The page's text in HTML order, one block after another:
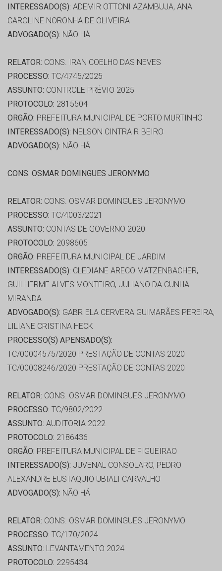
INTERESSADO(S): ADEMIR OTTONI AZAMBUJA, ANA
CAROLINE NORONHA DE OLIVEIRA
ADVOGADO(S): NÃO HÁ
RELATOR: CONS. IRAN COELHO DAS NEVES
PROCESSO: TC/4745/2025
ASSUNTO: CONTROLE PRÉVIO 2025
PROTOCOLO: 2815504
ORGÃO: PREFEITURA MUNICIPAL DE PORTO MURTINHO
INTERESSADO(S): NELSON CINTRA RIBEIRO
ADVOGADO(S): NÃO HÁ
CONS. OSMAR DOMINGUES JERONYMO
RELATOR: CONS. OSMAR DOMINGUES JERONYMO
PROCESSO: TC/4003/2021
ASSUNTO: CONTAS DE GOVERNO 2020
PROTOCOLO: 2098605
ORGÃO: PREFEITURA MUNICIPAL DE JARDIM
INTERESSADO(S): CLEDIANE ARECO MATZENBACHER,
GUILHERME ALVES MONTEIRO, JULIANO DA CUNHA
MIRANDA
ADVOGADO(S): GABRIELA CERVERA GUIMARÃES PEREIRA,
LILIANE CRISTINA HECK
PROCESSO(S) APENSADO(S):
TC/00004575/2020 PRESTAÇÃO DE CONTAS 2020
TC/00008246/2020 PRESTAÇÃO DE CONTAS 2020
RELATOR: CONS. OSMAR DOMINGUES JERONYMO
PROCESSO: TC/9802/2022
ASSUNTO: AUDITORIA 2022
PROTOCOLO: 2186436
ORGÃO: PREFEITURA MUNICIPAL DE FIGUEIRAO
INTERESSADO(S): JUVENAL CONSOLARO, PEDRO
ALEXANDRE EUSTAQUIO UBIALI CARVALHO
ADVOGADO(S): NÃO HÁ
RELATOR: CONS. OSMAR DOMINGUES JERONYMO
PROCESSO: TC/170/2024
ASSUNTO: LEVANTAMENTO 2024
PROTOCOLO: 2295434